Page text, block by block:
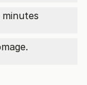
minutes